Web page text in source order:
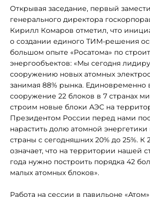
Открывая заседание, первый
генерального директора
Кирилл Комаров отметил, что
о создании единого ТИМ-решения
большом опыте «Росатома» по
энергообъектов: «Мы сегодня
сооружению новых атомных
занимая 88% рынка. Единовременно
сооружение 22 блоков в 7 странах
строим новые блоки АЭС на
Президентом России перед нами
нарастить долю атомной энергетики
страны с сегодняшних 20% до 25%. К
означает, что на территории нашей
года нужно построить порядка 42
малых атомных блоков».
Работа на сессии в павильоне